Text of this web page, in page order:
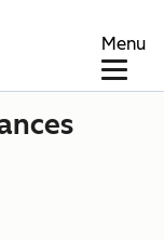
Menu